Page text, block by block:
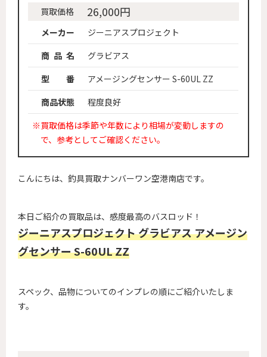
買取価格 26,000円
メーカー
ジーニアスプロジェクト
商 品 名
グラビアス
型 番
アメージングセンサー S-60UL ZZ
商品状態
程度良好
※買取価格は季節や年数により相場が変動しますの
で、参考としてご確認ください。
こんにちは、釣具買取ナンバーワン空港南店です。
本日ご紹介の買取品は、感度最高のバスロッド！
ジーニアスプロジェクト グラビアス アメージン
グセンサー S-60UL ZZ
スペック、品物についてのインプレの順にご紹介いたしま
す。